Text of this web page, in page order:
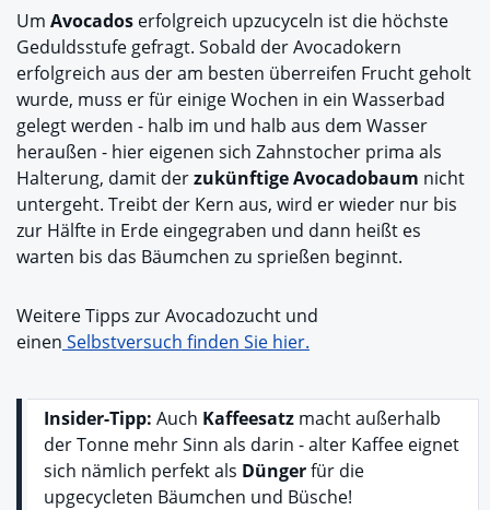
Um Avocados erfolgreich upzucyceln ist die höchste
Geduldsstufe gefragt. Sobald der Avocadokern
erfolgreich aus der am besten überreifen Frucht geholt
wurde, muss er für einige Wochen in ein Wasserbad
gelegt werden - halb im und halb aus dem Wasser
heraußen - hier eigenen sich Zahnstocher prima als
Halterung, damit derzukünftige Avocadobaum nicht
untergeht. Treibt der Kern aus, wird er wieder nur bis
zur Hälfte in Erde eingegraben und dann heißt es
warten bis das Bäumchen zu sprießen beginnt.
Weitere Tipps zur Avocadozucht und
einen Selbstversuch finden Sie hier.
Insider-Tipp: Auch Kaffeesatz macht außerhalb
der Tonne mehr Sinn als darin - alter Kaffee eignet
sich nämlich perfekt als Düngerfür die
upgecycleten Bäumchen und Büsche!